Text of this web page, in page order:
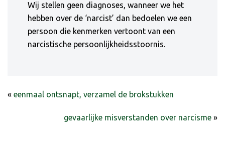
Wij stellen geen diagnoses, wanneer we het
hebben over de ‘narcist’ dan bedoelen we een
persoon die kenmerken vertoont van een
narcistische persoonlijkheidsstoornis.
« eenmaal ontsnapt, verzamel de brokstukken
gevaarlijke misverstanden over narcisme »